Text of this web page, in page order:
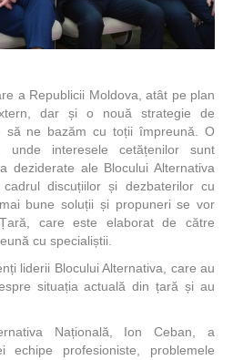
a Republicii Moldova, atât pe plan
dar și o nouă strategie de
să ne bazăm cu toții împreună. O
unde interesele cetățenilor sunt
deziderate ale Blocului Alternativa
discuțiilor și dezbaterilor cu
bune soluții și propuneri se vor
care este elaborat de către
cu specialiștii.
liderii Blocului Alternativa, care au
situația actuală din țară și au
Națională, Ion Ceban, a
profesioniste, problemele